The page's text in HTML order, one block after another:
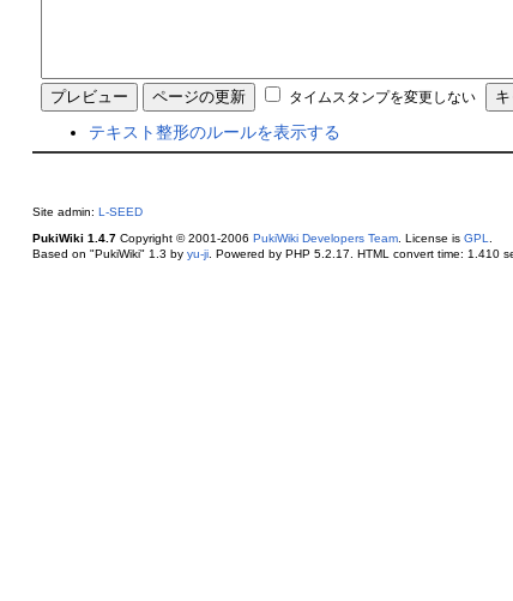
タイムスタンプを変更しない
テキスト整形のルールを表示する
Site admin: L-SEED
PukiWiki 1.4.7Copyright © 2001-2006 PukiWiki Developers Team. License is GPL
Based on "PukiWiki" 1.3 by yu-ji. Powered by PHP 5.2.17. HTML convert time: 1.410